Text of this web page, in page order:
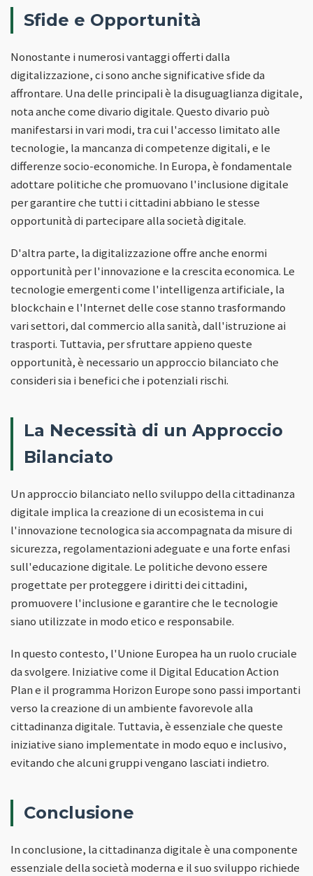
Sfide e Opportunità
Nonostante i numerosi vantaggi offerti dalla
digitalizzazione, ci sono anche significative sfide da
affrontare. Una delle principali è la disuguaglianza digitale,
nota anche come divario digitale. Questo divario può
manifestarsi in vari modi, tra cui l'accesso limitato alle
tecnologie, la mancanza di competenze digitali, e le
differenze socio-economiche. In Europa, è fondamentale
adottare politiche che promuovano l'inclusione digitale
per garantire che tutti i cittadini abbiano le stesse
opportunità di partecipare alla società digitale.
D'altra parte, la digitalizzazione offre anche enormi
opportunità per l'innovazione e la crescita economica. Le
tecnologie emergenti come l'intelligenza artificiale, la
blockchain e l'Internet delle cose stanno trasformando
vari settori, dal commercio alla sanità, dall'istruzione ai
trasporti. Tuttavia, per sfruttare appieno queste
opportunità, è necessario un approccio bilanciato che
consideri sia i benefici che i potenziali rischi.
La Necessità di un Approccio
Bilanciato
Un approccio bilanciato nello sviluppo della cittadinanza
digitale implica la creazione di un ecosistema in cui
l'innovazione tecnologica sia accompagnata da misure di
sicurezza, regolamentazioni adeguate e una forte enfasi
sull'educazione digitale. Le politiche devono essere
progettate per proteggere i diritti dei cittadini,
promuovere l'inclusione e garantire che le tecnologie
siano utilizzate in modo etico e responsabile.
In questo contesto, l'Unione Europea ha un ruolo cruciale
da svolgere. Iniziative come il Digital Education Action
Plan e il programma Horizon Europe sono passi importanti
verso la creazione di un ambiente favorevole alla
cittadinanza digitale. Tuttavia, è essenziale che queste
iniziative siano implementate in modo equo e inclusivo,
evitando che alcuni gruppi vengano lasciati indietro.
Conclusione
In conclusione, la cittadinanza digitale è una componente
essenziale della società moderna e il suo sviluppo richiede